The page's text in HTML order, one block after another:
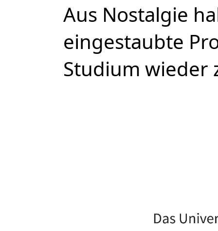
Aus Nostalgie
eingestaubte
Studium wieder